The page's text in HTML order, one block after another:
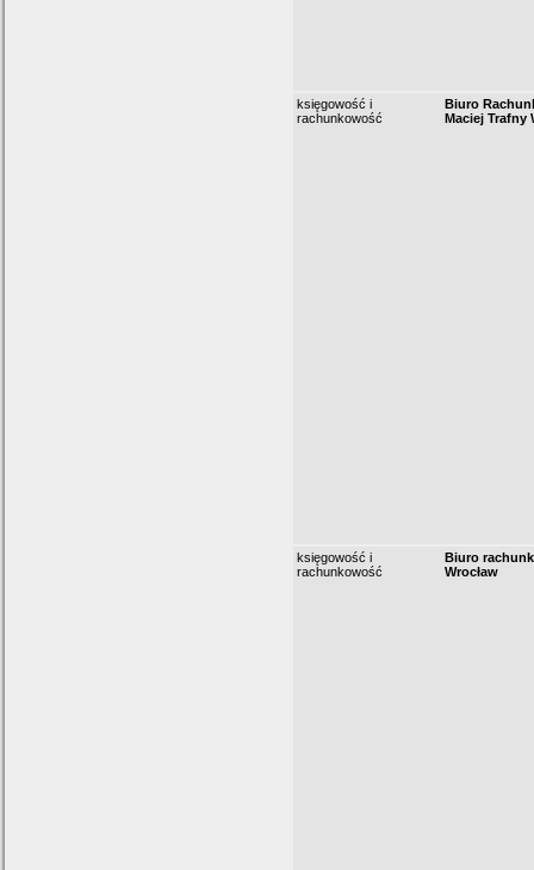
księgowość i
rachunkowość
Biuro
Maciej Trafny
księgowość i
rachunkowość
Biuro
Wrocław